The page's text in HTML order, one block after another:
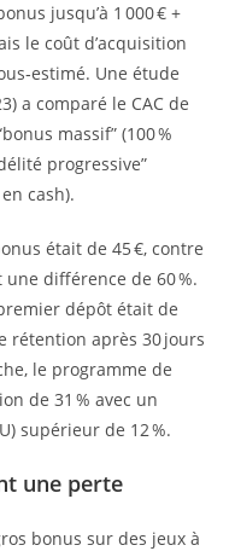
jusqu’à 1 000 € +
le coût d’acquisition
Une étude
a comparé le CAC de
massif” (100 %
progressive”
cash).
était de 45 €, contre
différence de 60 %.
dépôt était de
rétention après 30 jours
le programme de
de 31 % avec un
supérieur de 12 %.
une perte
bonus sur des jeux à